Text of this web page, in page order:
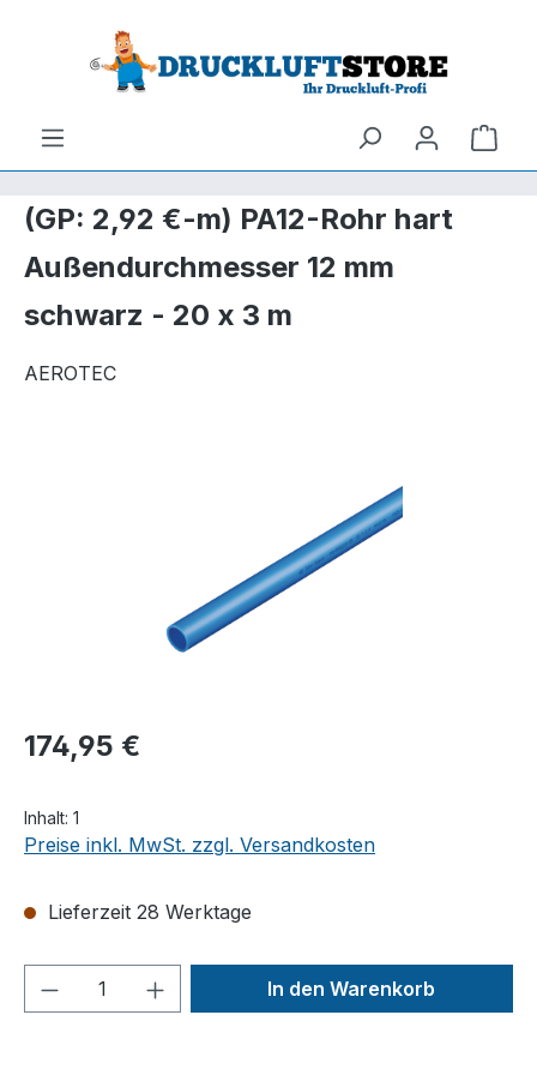
Hauptinhalt springen
Zur Suche springen
(GP: 2,92 €-m) PA12-Rohr hart
Außendurchmesser 12 mm
schwarz - 20 x 3 m
AEROTEC
174,95 €
Inhalt: 1
Preise inkl. MwSt. zzgl. Versandkosten
Lieferzeit 28 Werktage
Produkt Anzahl: Gib denIn den Warenkorb